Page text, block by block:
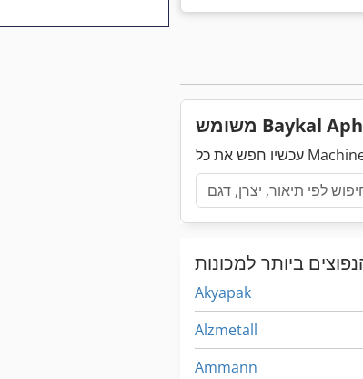
משומש Baykal Aph
Akyapak
Alzmetall
Ammann